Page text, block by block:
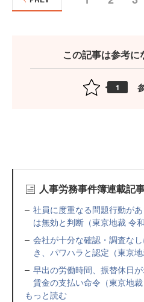
この記事は参考に
1
人事労務事件簿連載記
社員に度重なる問題行動が
は無効と判断（東京地裁 令
会社が十分な確認・調査な
き、パワハラと認定（東京
早出の労働時間、振替休日
賃金の支払い命令（東京地
もっと読む